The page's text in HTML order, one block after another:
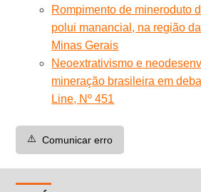
Rompimento de mineroduto
polui manancial, na região
Minas Gerais
Neoextrativismo e
mineração brasileira em
Line, Nº 451
⚠️ Comunicar erro